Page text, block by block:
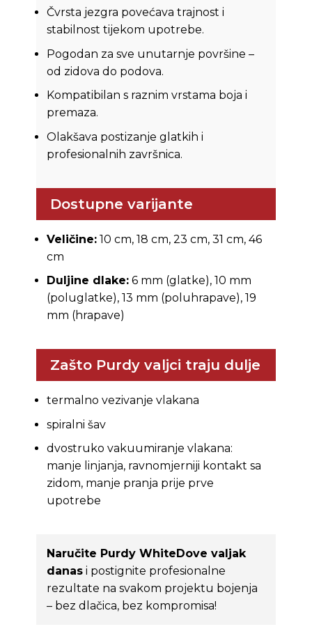
Čvrsta jezgra povećava trajnost i
stabilnost tijekom upotrebe.
Pogodan za sve unutarnje površine –
od zidova do podova.
Kompatibilan s raznim vrstama boja i
premaza.
Olakšava postizanje glatkih i
profesionalnih završnica.
Dostupne varijante
Veličine:10 cm, 18 cm, 23 cm, 31 cm, 46
cm
Duljine dlake:6 mm (glatke), 10 mm
(poluglatke), 13 mm (poluhrapave), 19
mm (hrapave)
Zašto Purdy valjci traju dulje
termalno vezivanje vlakana
spiralni šav
dvostruko vakuumiranje vlakana:
manje linjanja, ravnomjerniji kontakt sa
zidom, manje pranja prije prve
upotrebe
Naručite Purdy WhiteDove valjak
danasi postignite profesionalne
rezultate na svakom projektu bojenja
– bez dlačica, bez kompromisa!